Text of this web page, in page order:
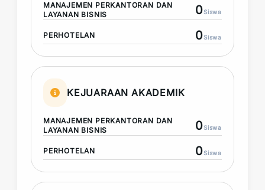
MANAJEMEN PERKANTORAN DAN
LAYANAN BISNIS
0Siswa
PERHOTELAN 0Siswa
KEJUARAAN AKADEMIK
MANAJEMEN PERKANTORAN DAN
LAYANAN BISNIS
0Siswa
PERHOTELAN 0Siswa